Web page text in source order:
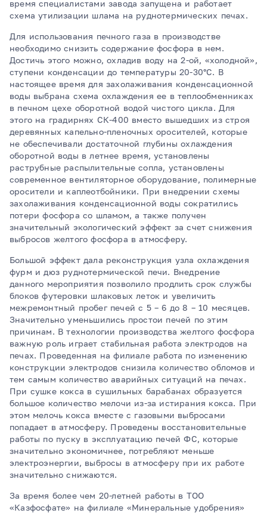
время специалистами завода запущена и работает
схема утилизации шлама на руднотермических печах.
Для использования печного газа в производстве
необходимо снизить содержание фосфора в нем.
Достичь этого можно, охладив воду на 2-ой, «холодной»,
ступени конденсации до температуры 20-30°С. В
настоящее время для захолаживания конденсационной
воды выбрана схема охлаждения ее в теплообменниках
в печном цехе оборотной водой чистого цикла. Для
этого на градирнях СК-400 вместо вышедших из строя
деревянных капельно-пленочных оросителей, которые
не обеспечивали достаточной глубины охлаждения
оборотной воды в летнее время, установлены
раструбные распылительные сопла, установлены
современное вентиляторное оборудование, полимерные
оросители и каплеотбойники. При внедрении схемы
захолаживания конденсационной воды сократились
потери фосфора со шламом, а также получен
значительный экологический эффект за счет снижения
выбросов желтого фосфора в атмосферу.
Большой эффект дала реконструкция узла охлаждения
фурм и дюз руднотермической печи. Внедрение
данного мероприятия позволило продлить срок службы
блоков футеровки шлаковых леток и увеличить
межремонтный пробег печей с 5 – 6 до 8 – 10 месяцев.
Значительно уменьшились простои печей по этим
причинам. В технологии производства желтого фосфора
важную роль играет стабильная работа электродов на
печах. Проведенная на филиале работа по изменению
конструкции электродов снизила количество обломов и
тем самым количество аварийных ситуаций на печах.
При сушке кокса в сушильных барабанах образуется
большое количество мелочи из-за истирания кокса. При
этом мелочь кокса вместе с газовыми выбросами
попадает в атмосферу. Проведены восстановительные
работы по пуску в эксплуатацию печей ФС, которые
значительно экономичнее, потребляют меньше
электроэнергии, выбросы в атмосферу при их работе
значительно снижаются.
За время более чем 20-летней работы в ТОО
«Казфосфате» на филиале «Минеральные удобрения»